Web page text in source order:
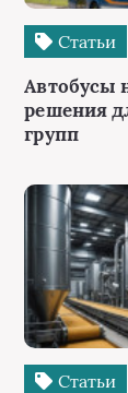
Статьи
Автобусы
решения
групп
Статьи